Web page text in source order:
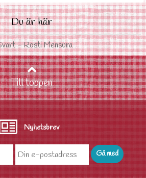
Du är här
- Rosti Mensura
Till toppen
Nyhetsbrev